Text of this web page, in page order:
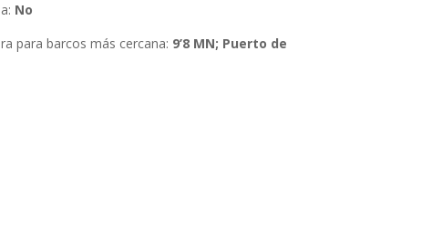
No
para barcos más cercana: 9’8 MN; Puerto de